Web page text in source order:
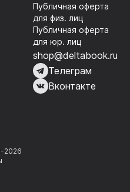
Публичная оферта
для физ. лиц
Публичная оферта
для юр. лиц
shop@deltabook.ru
Телеграм
Вконтакте
2026